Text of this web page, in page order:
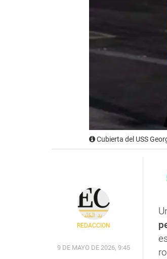
Cubierta del USS
REDACCIÓN
9 DE MAYO DE 2026, 9:45